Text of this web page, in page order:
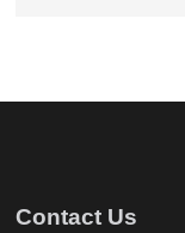
Contact Us